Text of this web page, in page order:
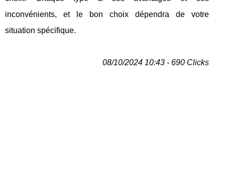
inconvénients, et le bon choix dépendra de votre
situation spécifique.
08/10/2024 10:43 - 690 Clicks